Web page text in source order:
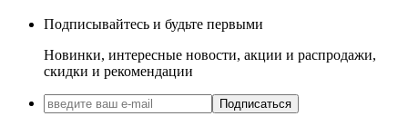
Подписывайтесь и будьте первыми
Новинки, интересные новости, акции и распродажи,
скидки и рекомендации
Подписаться